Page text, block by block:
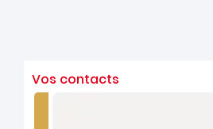
Vos contacts